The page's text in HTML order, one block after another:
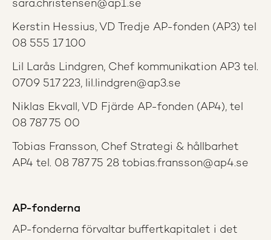
sara.christensen@ap1.se
Kerstin Hessius, VD Tredje AP-fonden (AP3) tel
08 555 17 100
Lil Larås Lindgren, Chef kommunikation AP3 tel.
0709 517 223, lil.lindgren@ap3.se
Niklas Ekvall, VD Fjärde AP-fonden (AP4), tel
08 787 75 00
Tobias Fransson, Chef Strategi & hållbarhet
AP4 tel. 08 787 75 28 tobias.fransson@ap4.se
AP-fonderna
AP-fonderna förvaltar buffertkapitalet i det